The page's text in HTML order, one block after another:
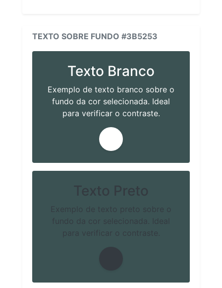
TEXTO SOBRE FUNDO #3B5253
Texto Branco
Exemplo de texto branco sobre o
fundo da cor selecionada. Ideal
para verificar o contraste.
Texto Preto
Exemplo de texto preto sobre o
fundo da cor selecionada. Ideal
para verificar o contraste.